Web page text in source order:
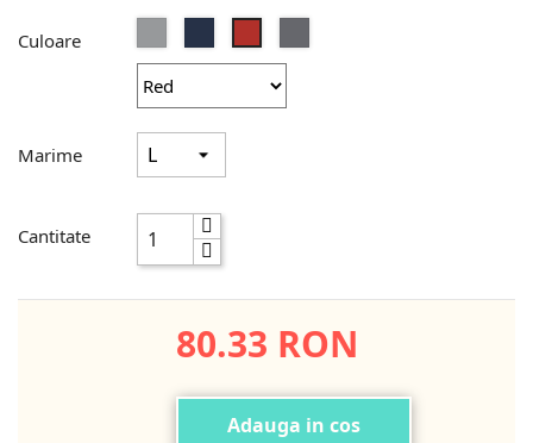
Culoare
Grey
Marime
Cantitate
80.33 RON
Adauga in cos